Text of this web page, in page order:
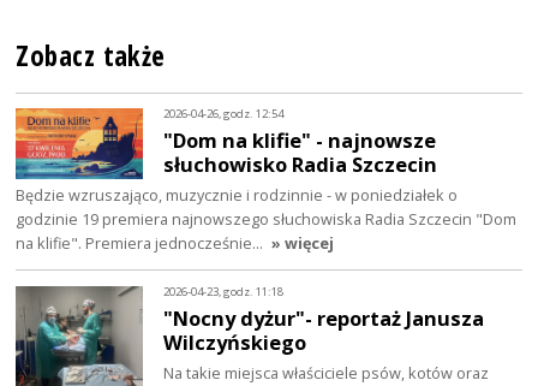
Zobacz także
2026-04-26, godz. 12:54
"Dom na klifie" - najnowsze
słuchowisko Radia Szczecin
Będzie wzruszająco, muzycznie i rodzinnie - w poniedziałek o
godzinie 19 premiera najnowszego słuchowiska Radia Szczecin "Dom
na klifie". Premiera jednocześnie… » więcej
2026-04-23, godz. 11:18
"Nocny dyżur"- reportaż Janusza
Wilczyńskiego
Na takie miejsca właściciele psów, kotów oraz